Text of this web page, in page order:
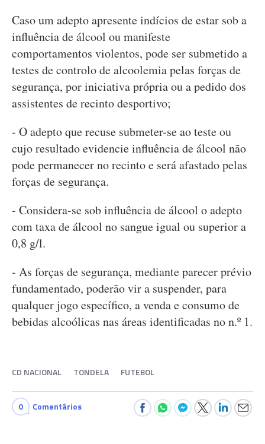
Caso um adepto apresente indícios de estar sob a
influência de álcool ou manifeste
comportamentos violentos, pode ser submetido a
testes de controlo de alcoolemia pelas forças de
segurança, por iniciativa própria ou a pedido dos
assistentes de recinto desportivo;
- O adepto que recuse submeter-se ao teste ou
cujo resultado evidencie influência de álcool não
pode permanecer no recinto e será afastado pelas
forças de segurança.
- Considera-se sob influência de álcool o adepto
com taxa de álcool no sangue igual ou superior a
0,8 g/l.
- As forças de segurança, mediante parecer prévio
fundamentado, poderão vir a suspender, para
qualquer jogo específico, a venda e consumo de
bebidas alcoólicas nas áreas identificadas no n.º 1.
CD NACIONAL TONDELA FUTEBOL
0 Comentários